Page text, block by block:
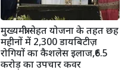
मुख्यमंत्री सेहत योजना के तहत छह
महीनों में 2,300 डायबिटीज़
रोगियों का कैशलेस इलाज,₹6.5
करोड़ का उपचार कवर